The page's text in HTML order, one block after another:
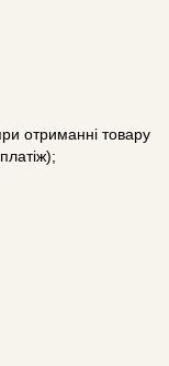
отриманні товару